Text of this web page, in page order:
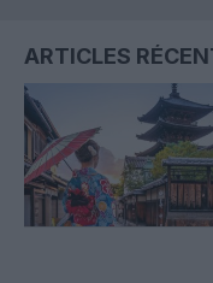
ARTICLES